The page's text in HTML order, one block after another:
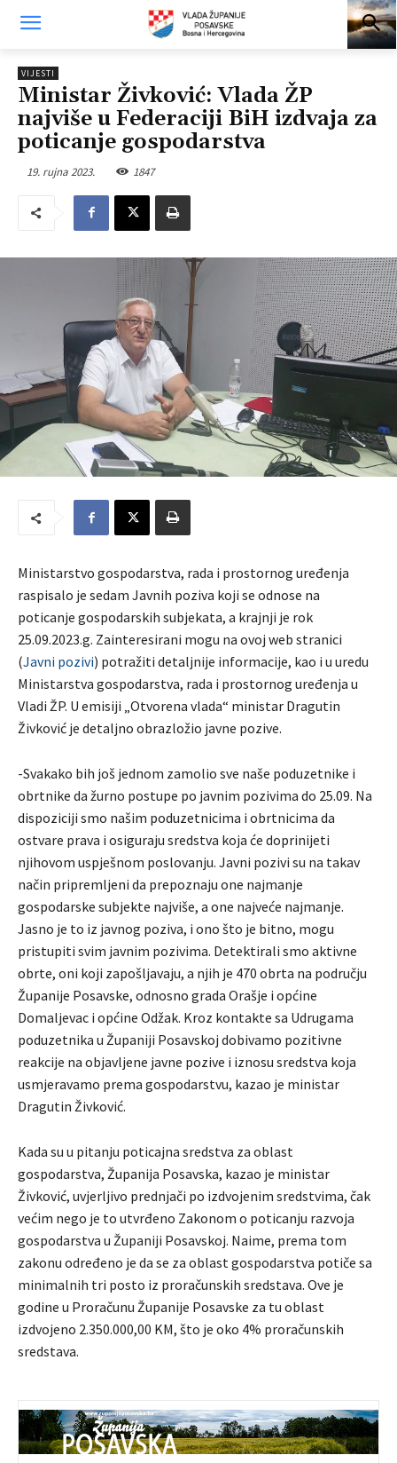
VIJESTI
Ministar Živković: Vlada ŽP
najviše u Federaciji BiH izdvaja za
poticanje gospodarstva
19. rujna 2023. 1847
Ministarstvo gospodarstva, rada i prostornog uređenja
raspisalo je sedam Javnih poziva koji se odnose na
poticanje gospodarskih subjekata, a krajnji je rok
25.09.2023.g. Zainteresirani mogu na ovoj web stranici
(Javni pozivi) potražiti detaljnije informacije, kao i u uredu
Ministarstva gospodarstva, rada i prostornog uređenja u
Vladi ŽP. U emisiji „Otvorena vlada“ ministar Dragutin
Živković je detaljno obrazložio javne pozive.
-Svakako bih još jednom zamolio sve naše poduzetnike i
obrtnike da žurno postupe po javnim pozivima do 25.09. Na
dispoziciji smo našim poduzetnicima i obrtnicima da
ostvare prava i osiguraju sredstva koja će doprinijeti
njihovom uspješnom poslovanju. Javni pozivi su na takav
način pripremljeni da prepoznaju one najmanje
gospodarske subjekte najviše, a one najveće najmanje.
Jasno je to iz javnog poziva, i ono što je bitno, mogu
pristupiti svim javnim pozivima. Detektirali smo aktivne
obrte, oni koji zapošljavaju, a njih je 470 obrta na području
Županije Posavske, odnosno grada Orašje i općine
Domaljevac i općine Odžak. Kroz kontakte sa Udrugama
poduzetnika u Županiji Posavskoj dobivamo pozitivne
reakcije na objavljene javne pozive i iznosu sredstva koja
usmjeravamo prema gospodarstvu, kazao je ministar
Dragutin Živković.
Kada su u pitanju poticajna sredstva za oblast
gospodarstva, Županija Posavska, kazao je ministar
Živković, uvjerljivo prednjači po izdvojenim sredstvima, čak
većim nego je to utvrđeno Zakonom o poticanju razvoja
gospodarstva u Županiji Posavskoj. Naime, prema tom
zakonu određeno je da se za oblast gospodarstva potiče sa
minimalnih tri posto iz proračunskih sredstava. Ove je
godine u Proračunu Županije Posavske za tu oblast
izdvojeno 2.350.000,00 KM, što je oko 4% proračunskih
sredstava.